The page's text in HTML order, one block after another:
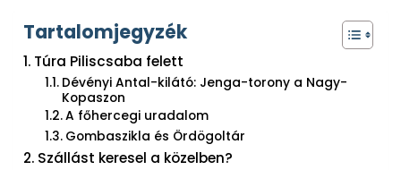
Tartalomjegyzék
Túra Piliscsaba felett
Dévényi Antal-kilátó: Jenga-torony a Nagy-
Kopaszon
A főhercegi uradalom
Gombaszikla és Ördögoltár
Szállást keresel a közelben?